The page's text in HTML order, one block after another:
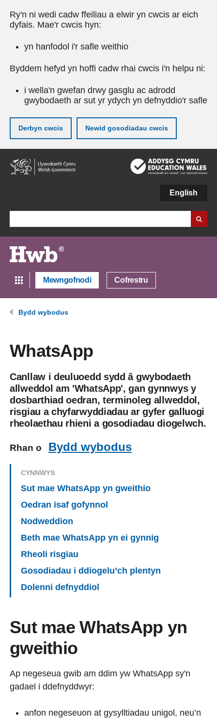
Ry'n ni wedi cadw ffeiliau a elwir yn cwcis ar eich
dyfais. Mae'r cwcis hyn:
yn hanfodol i'r safle weithio
Byddem hefyd yn hoffi cadw rhai cwcis i'n helpu ni:
i wella'n gwefan drwy gasglu ac adrodd
gwybodaeth ar sut yr ydych yn defnyddio'r safle
Derbyn cwcis Newid gosodiadau cwcis
Neidio
i'r
prif
English
Mewngofnodi Cofrestru
Bydd wybodus
WhatsApp
Canllaw i deuluoedd sydd â gwybodaeth
allweddol am 'WhatsApp', gan gynnwys y
dosbarthiad oedran, terminoleg allweddol,
risgiau a chyfarwyddiadau ar gyfer galluogi
rheolaethau rhieni a gosodiadau diogelwch.
Rhan o Bydd wybodus
CYNNWYS
Sut mae WhatsApp yn gweithio
Oedran isaf gofynnol
Nodweddion
Beth mae WhatsApp yn ei gynnig
Rheoli risgiau
Gosodiadau i ddiogelu’ch plentyn
Dolenni defnyddiol
Sut mae WhatsApp yn
gweithio
Ap negeseua gwib am ddim yw WhatsApp sy'n
gadael i ddefnyddwyr:
anfon negeseuon at gysylltiadau unigol, neu’n